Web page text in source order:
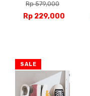
Rp 579,000
Rp 229,000
SALE